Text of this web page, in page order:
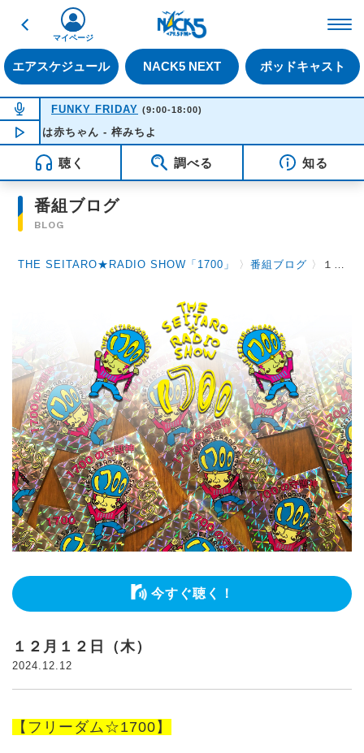
戻る
エアスケジュール NACK5 NEXT ポッドキャスト
マイページ
NOW ON AIR
FUNKY FRIDAY (9:00-18:00)
NOW PLAYING12:17
ちは赤ちゃん - 梓みちよ
聴く 調べる 知る
番組ブログ
BLOG
THE SEITARO★RADIO SHOW「1700」 〉番組ブログ 〉 １２月１２日（木）
今すぐ聴く！
１２月１２日（木）
2024.12.12
【フリーダム☆1700】